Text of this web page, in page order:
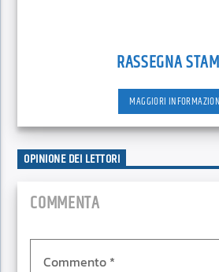
RASSEGNA
MAGGIORI
OPINIONE DEI LETTORI
COMMENTA